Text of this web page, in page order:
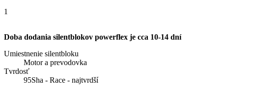
1
Doba dodania silentblokov powerflex je cca 10-14 dní
Umiestnenie silentbloku
Motor a prevodovka
Tvrdosť
95Sha - Race - najtvrdší